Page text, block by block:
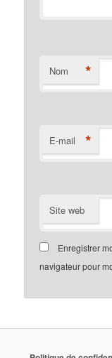
Nom *
E-mail *
Site web
Enregistrer
navigateur pour